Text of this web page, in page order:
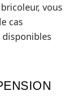
vous
cas